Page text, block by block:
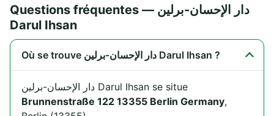
Questions fréquentes — دار الإحسان-برلين
Darul Ihsan
Où se trouve دار الإحسان-برلين Darul Ihsan ?
دار الإحسان-برلين Darul Ihsan se situe
Brunnenstraße 122 13355 Berlin Germany,